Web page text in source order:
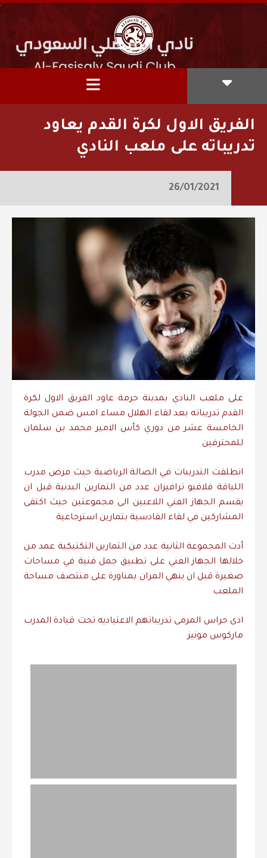
الفريق الاول لكرة القدم يعاود
تدريباته على ملعب النادي
26/01/2021
على ملعب النادي بمدينة حرمة عاود الفريق الاول لكرة
القدم تدريباته بعد لقاء الهلال مساء امس ضمن الجولة
الخامسة عشر من دوري كأس الامير محمد بن سلمان
للمحترفين
انطلقت التدريبات في الصالة الرياضية حيث فرض مدرب
اللياقة فلافيو ترافيزان عدد من التمارين البدنية قبل ان
يقسم الجهاز الفني اللاعبين الى مجموعتين حيث اكتفى
المشاركين في لقاء القادسية بتمارين استرجاعية
أدت المجموعة الثانية عدد من التمارين التكتيكية عمد من
خلالها الجهاز الفني على تطبيق جمل فنية في مساحات
صغيرة قبل ان ينهي المران بمناورة على منتصف مساحة
الملعب
ادى حراس المرمى تدريباتهم الاعتياديه تحت قيادة المدرب
ماركوس مونيز